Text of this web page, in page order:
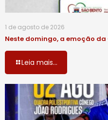
1 de agosto de 2026
Neste domingo, a emoção
Leia mais...